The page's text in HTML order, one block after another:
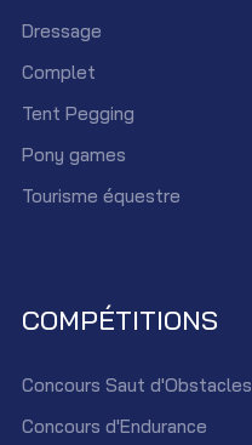
Dressage
Complet
Tent Pegging
Pony games
Tourisme équestre
COMPÉTITIONS
Concours Saut d'Obstacles
Concours d'Endurance